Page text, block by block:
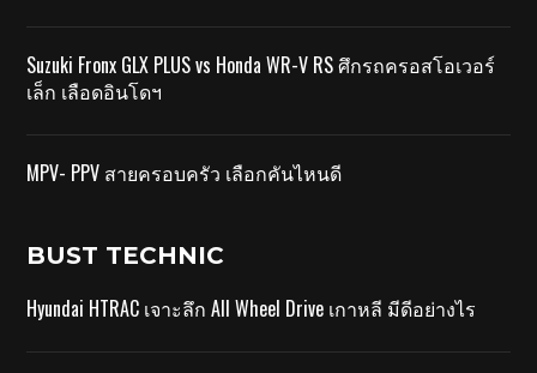
Suzuki Fronx GLX PLUS vs Honda WR-V RS ศึกรถครอสโอเวอร์
เล็ก เลือดอินโดฯ
MPV- PPV สายครอบครัว เลือกคันไหนดี
BUST TECHNIC
Hyundai HTRAC เจาะลึก All Wheel Drive เกาหลี มีดีอย่างไร